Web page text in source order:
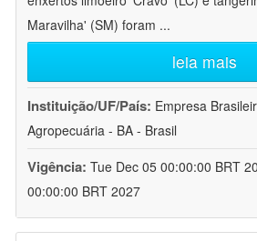
Maravilha' (SM) foram ...
leia mais
Instituição/UF/País: Empresa
Agropecuária - BA - Brasil
Vigência: Tue Dec 05 00:00:00 BRT
00:00:00 BRT 2027